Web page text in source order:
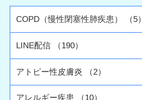
COPD（慢性閉塞性肺疾患） （5）
LINE配信 （190）
アトピー性皮膚炎 （2）
アレルギー疾患 （10）